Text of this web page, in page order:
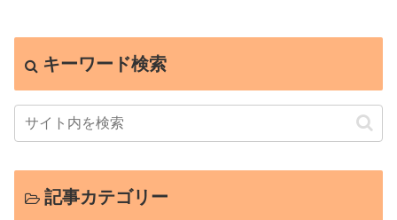
キーワード検索
記事カテゴリー